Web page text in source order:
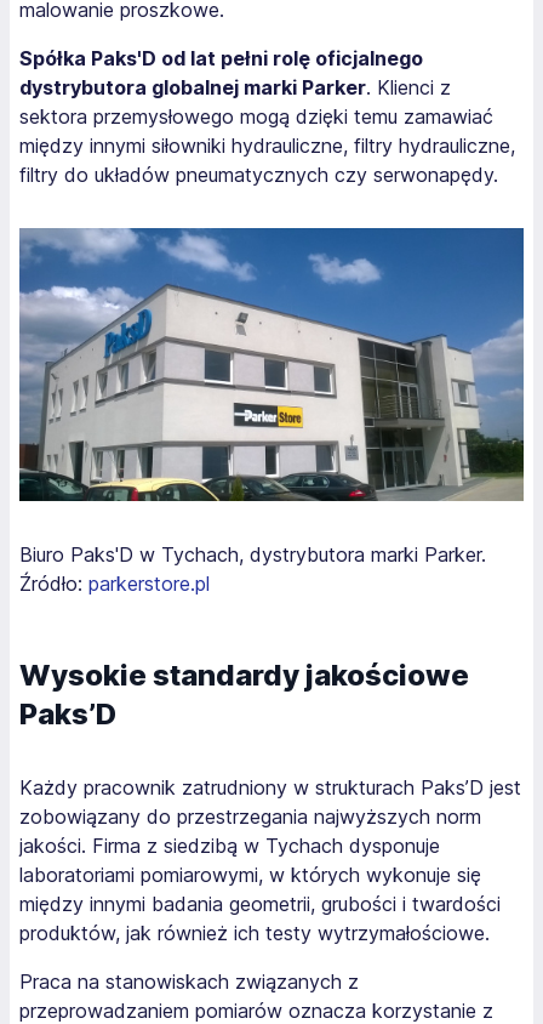
malowanie proszkowe.
Spółka Paks'D od lat pełni rolę oficjalnego
dystrybutora globalnej marki Parker. Klienci z
sektora przemysłowego mogą dzięki temu zamawiać
między innymi siłowniki hydrauliczne, filtry hydrauliczne,
filtry do układów pneumatycznych czy serwonapędy.
Biuro Paks'D w Tychach, dystrybutora marki Parker.
Źródło: parkerstore.pl
Wysokie standardy jakościowe
Paks’D
Każdy pracownik zatrudniony w strukturach Paks’D jest
zobowiązany do przestrzegania najwyższych norm
jakości. Firma z siedzibą w Tychach dysponuje
laboratoriami pomiarowymi, w których wykonuje się
między innymi badania geometrii, grubości i twardości
produktów, jak również ich testy wytrzymałościowe.
Praca na stanowiskach związanych z
przeprowadzaniem pomiarów oznacza korzystanie z